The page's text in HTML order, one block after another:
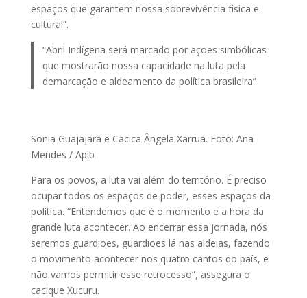
espaços que garantem nossa sobrevivência física e
cultural”.
“Abril Indígena será marcado por ações simbólicas
que mostrarão nossa capacidade na luta pela
demarcação e aldeamento da política brasileira”
Sonia Guajajara e Cacica Ângela Xarrua. Foto: Ana
Mendes / Apib
Para os povos, a luta vai além do território. É preciso
ocupar todos os espaços de poder, esses espaços da
política. “Entendemos que é o momento e a hora da
grande luta acontecer. Ao encerrar essa jornada, nós
seremos guardiões, guardiões lá nas aldeias, fazendo
o movimento acontecer nos quatro cantos do país, e
não vamos permitir esse retrocesso”, assegura o
cacique Xucuru.